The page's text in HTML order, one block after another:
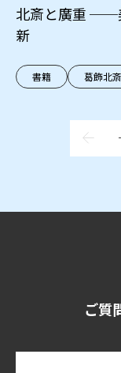
北斎と廣重 ──
新
書籍 葛飾北斎
ご質